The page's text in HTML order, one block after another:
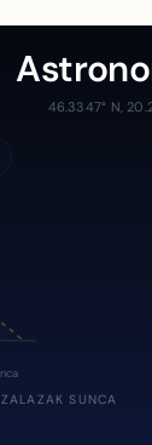
46.3347° N,
ZALAZAK SUNCA